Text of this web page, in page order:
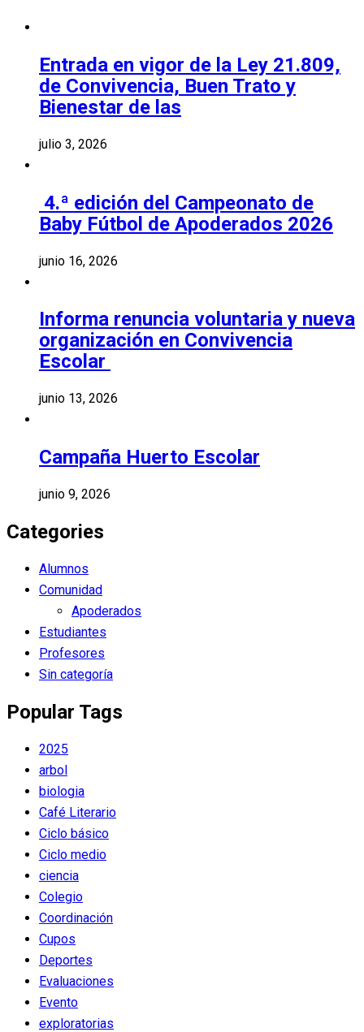
Entrada en vigor de la Ley 21.809,
de Convivencia, Buen Trato y
Bienestar de las
julio 3, 2026
4.ª edición del Campeonato de
Baby Fútbol de Apoderados 2026
junio 16, 2026
Informa renuncia voluntaria y nueva
organización en Convivencia
Escolar
junio 13, 2026
Campaña Huerto Escolar
junio 9, 2026
Categories
Alumnos
Comunidad
Apoderados
Estudiantes
Profesores
Sin categoría
Popular Tags
2025
arbol
biologia
Café Literario
Ciclo básico
Ciclo medio
ciencia
Colegio
Coordinación
Cupos
Deportes
Evaluaciones
Evento
exploratorias